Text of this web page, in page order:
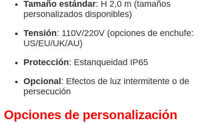
Tamaño estándar: H 2,0 m (tamaños
personalizados disponibles)
Tensión: 110V/220V (opciones de enchufe:
US/EU/UK/AU)
Protección: Estanqueidad IP65
Opcional : Efectos de luz intermitente o de
persecución
Opciones de personalización